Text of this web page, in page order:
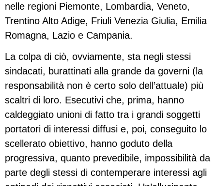
nelle regioni Piemonte, Lombardia, Veneto,
Trentino Alto Adige, Friuli Venezia Giulia, Emilia
Romagna, Lazio e Campania.
La colpa di ciò, ovviamente, sta negli stessi
sindacati, burattinati alla grande da governi (la
responsabilità non è certo solo dell’attuale) più
scaltri di loro. Esecutivi che, prima, hanno
caldeggiato unioni di fatto tra i grandi soggetti
portatori di interessi diffusi e, poi, conseguito lo
scellerato obiettivo, hanno goduto della
progressiva, quanto prevedibile, impossibilità da
parte degli stessi di contemperare interessi agli